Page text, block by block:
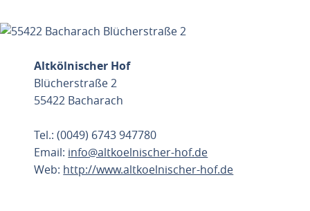
Altkölnischer Hof
Blücherstraße 2
55422 Bacharach
Tel.: (0049) 6743 947780
Email: info@altkoelnischer-hof.de
Web: http://www.altkoelnischer-hof.de